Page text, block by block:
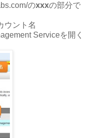
のxxxの部分で
ウント名
Serviceを開く